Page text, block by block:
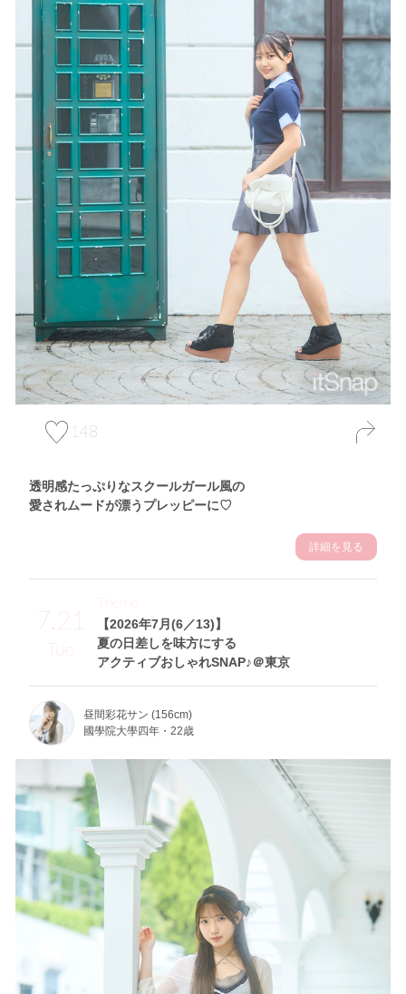
148
透明感たっぷりなスクールガール風の
愛されムードが漂うプレッピーに♡
詳細を見る
7.21
Tue
【2026年7月(6／13)】
夏の日差しを味方にする
アクティブおしゃれSNAP♪＠東京
Theme
昼間彩花サン (156cm)
國學院大學四年・22歳